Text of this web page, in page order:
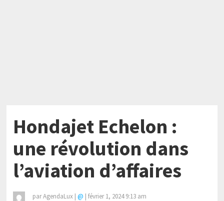
Hondajet Echelon :
une révolution dans
l’aviation d’affaires
parAgendaLux | @ | février 1, 2024 9:13 am